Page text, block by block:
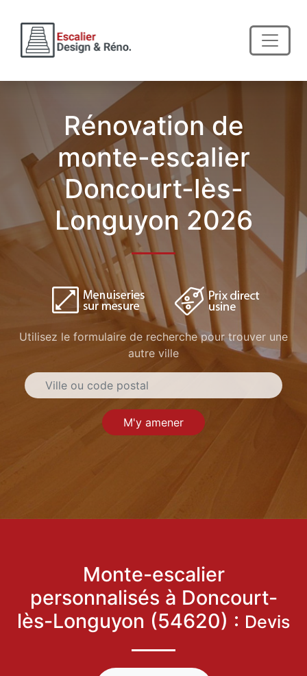
Rénovation de
monte-escalier
Doncourt-lès-
Longuyon 2026
Utilisez le formulaire de recherche pour trouver une
autre ville
M'y amener
Monte-escalier
personnalisés à Doncourt-
lès-Longuyon (54620) : Devis